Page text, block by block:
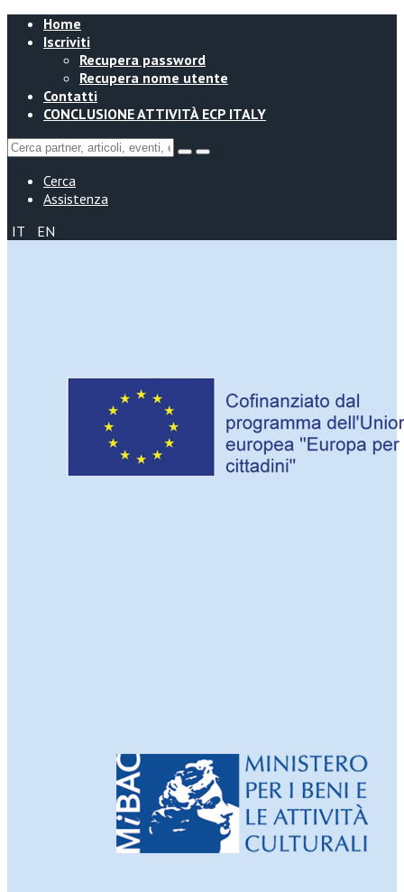
Home
Iscriviti
Recupera password
Recupera nome utente
Contatti
CONCLUSIONE ATTIVITÀ ECP ITALY
Cerca
Assistenza
IT
EN